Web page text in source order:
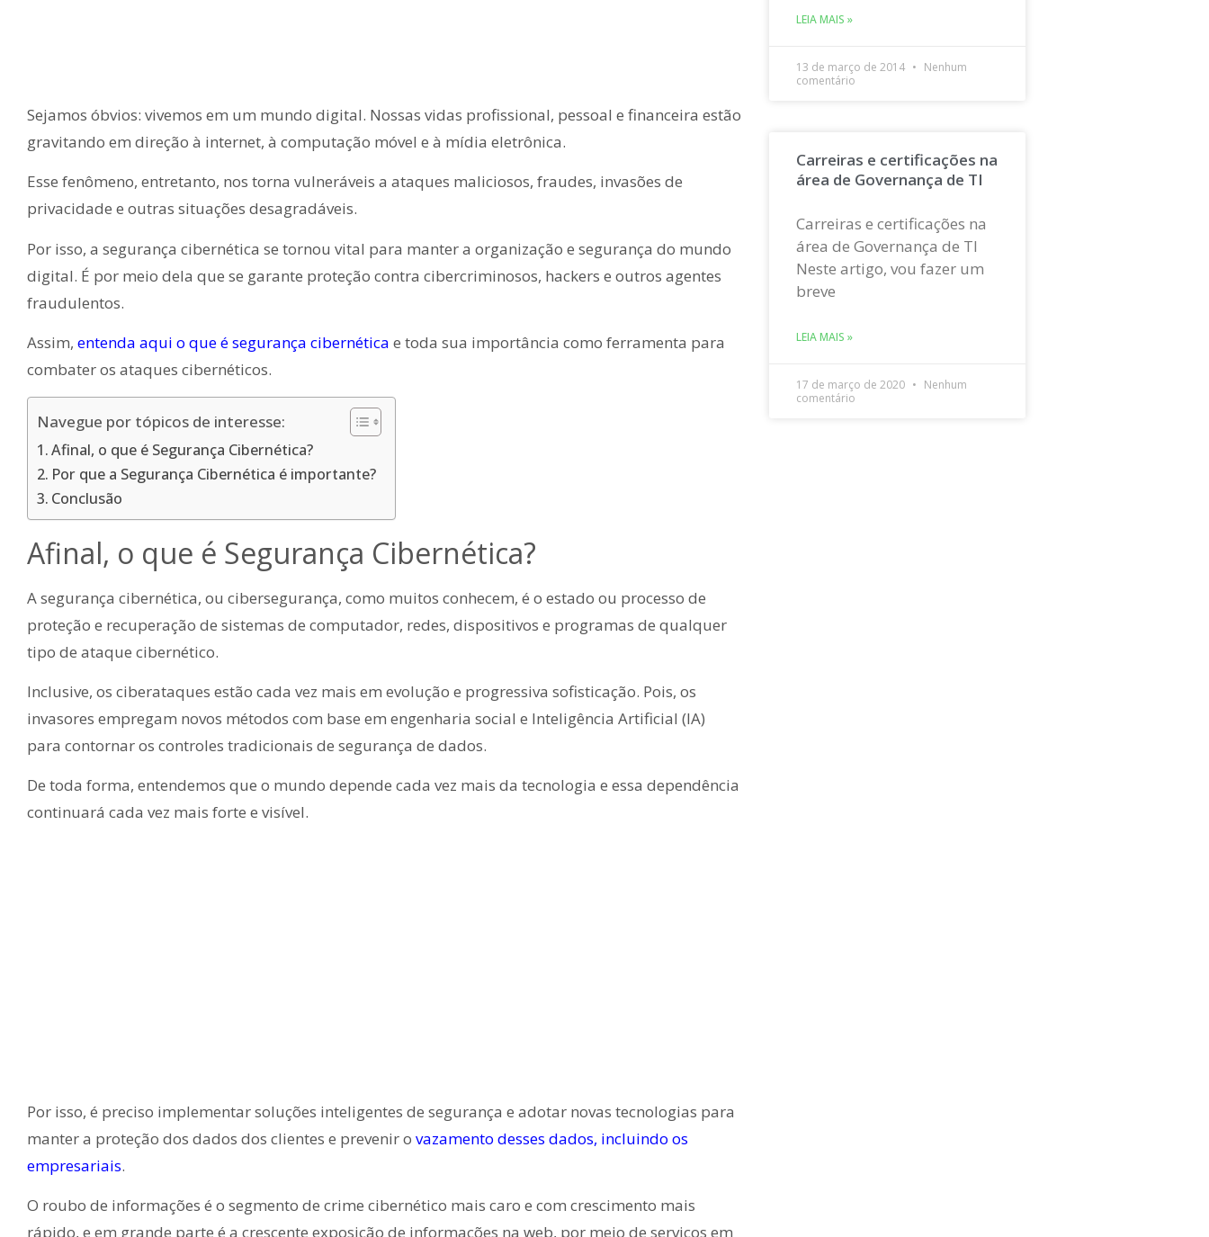
Sejamos óbvios: vivemos em um mundo digital. Nossas vidas profissional, pessoal e financeira estão
gravitando em direção à internet, à computação móvel e à mídia eletrônica.
Esse fenômeno, entretanto, nos torna vulneráveis a ataques maliciosos, fraudes, invasões de
privacidade e outras situações desagradáveis.
Por isso, a segurança cibernética se tornou vital para manter a organização e segurança do mundo
digital. É por meio dela que se garante proteção contra cibercriminosos, hackers e outros agentes
fraudulentos.
Assim, entenda aqui o que é segurança cibernética e toda sua importância como ferramenta para
combater os ataques cibernéticos.
Navegue por tópicos de interesse:
Afinal, o que é Segurança Cibernética?
Por que a Segurança Cibernética é importante?
Conclusão
Afinal, o que é Segurança Cibernética?
A segurança cibernética, ou cibersegurança, como muitos conhecem, é o estado ou processo de
proteção e recuperação de sistemas de computador, redes, dispositivos e programas de qualquer
tipo de ataque cibernético.
Inclusive, os ciberataques estão cada vez mais em evolução e progressiva sofisticação. Pois, os
invasores empregam novos métodos com base em engenharia social e Inteligência Artificial (IA)
para contornar os controles tradicionais de segurança de dados.
De toda forma, entendemos que o mundo depende cada vez mais da tecnologia e essa dependência
continuará cada vez mais forte e visível.
Por isso, é preciso implementar soluções inteligentes de segurança e adotar novas tecnologias para
manter a proteção dos dados dos clientes e prevenir o vazamento desses dados, incluindo os
empresariais.
O roubo de informações é o segmento de crime cibernético mais caro e com crescimento mais
rápido, e em grande parte é a crescente exposição de informações na web, por meio de serviços em
LEIA MAIS »
13 de março de 2014
Nenhum
comentário
Carreiras e certificações na
área de Governança de TI
Carreiras e certificações na
área de Governança de TI
Neste artigo, vou fazer um
breve
LEIA MAIS »
17 de março de 2020
Nenhum
comentário